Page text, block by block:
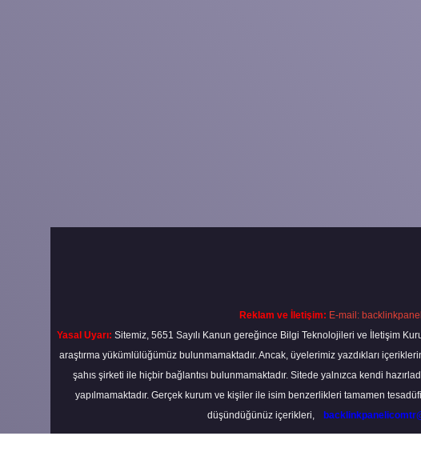
Reklam ve İletişim: E-mail:
Yasal Uyarı: Sitemiz, 5651 Sayılı Kanun gereğince Bilgi Teknolojileri ve İletişim
araştırma yükümlülüğümüz bulunmamaktadır. Ancak, üyelerimiz yazdıkları
şahıs şirketi ile hiçbir bağlantısı bulunmamaktadır. Sitede yalnızca kendi
yapılmamaktadır. Gerçek kurum ve kişiler ile isim benzerlikleri tamamen
düşündüğünüz içerikleri,